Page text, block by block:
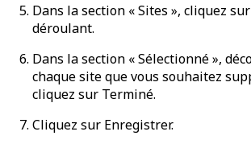
Dans la section « Sites », cliquez
déroulant.
Dans la section « Sélectionné »,
chaque site que vous souhaitez
cliquez sur Terminé.
Cliquez sur Enregistrer.